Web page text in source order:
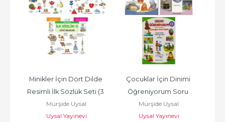
Minikler İçin Dört Dilde
Resimli İlk Sözlük Seti (3
Kitap)
Mürşide Uysal
Uysal Yayınevi
Çocuklar İçin Dinimi
Öğreniyorum Soru
Cevap ve Hikayelerle (3
Cilt Takım)
Mürşide Uysal
Uysal Yayınevi